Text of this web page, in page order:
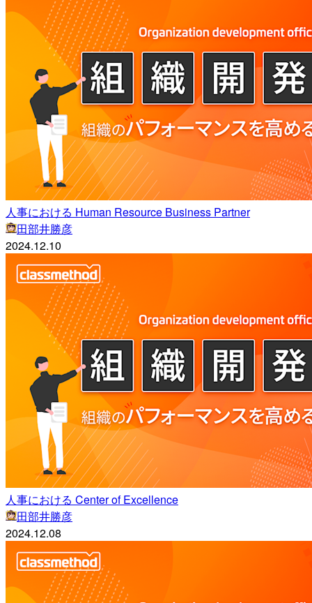
人事における Human Resource Business Partner
田部井勝彦
2024.12.10
人事における Center of Excellence
田部井勝彦
2024.12.08